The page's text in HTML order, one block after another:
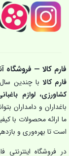
فارم کالا — فروشگاه
فارم کالا با چندین
کشاورزی، لوازم
باغداران و دامداران
ما ارائه محصولات با
است تا بهره‌وری و
در فروشگاه اینترنتی